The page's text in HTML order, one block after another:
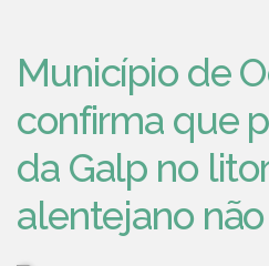
Município de
confirma que
da Galp no
alentejano